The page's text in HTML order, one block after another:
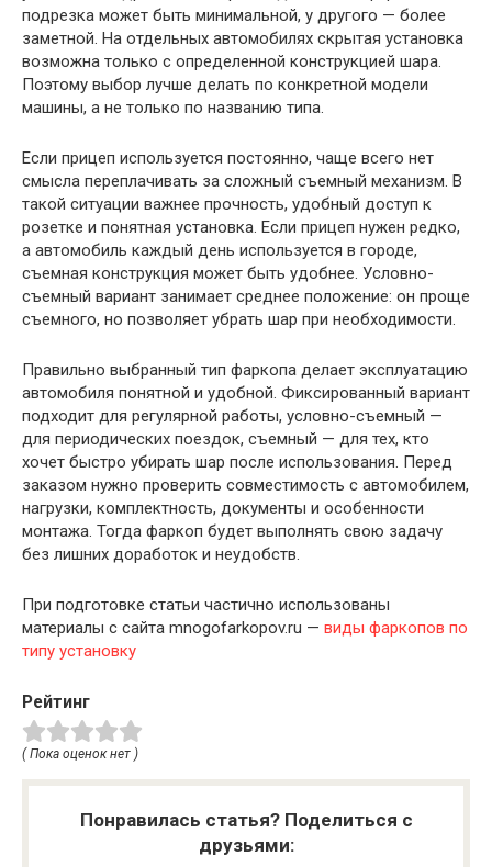
подрезка может быть минимальной, у другого — более
заметной. На отдельных автомобилях скрытая установка
возможна только с определенной конструкцией шара.
Поэтому выбор лучше делать по конкретной модели
машины, а не только по названию типа.
Если прицеп используется постоянно, чаще всего нет
смысла переплачивать за сложный съемный механизм. В
такой ситуации важнее прочность, удобный доступ к
розетке и понятная установка. Если прицеп нужен редко,
а автомобиль каждый день используется в городе,
съемная конструкция может быть удобнее. Условно-
съемный вариант занимает среднее положение: он проще
съемного, но позволяет убрать шар при необходимости.
Правильно выбранный тип фаркопа делает эксплуатацию
автомобиля понятной и удобной. Фиксированный вариант
подходит для регулярной работы, условно-съемный —
для периодических поездок, съемный — для тех, кто
хочет быстро убирать шар после использования. Перед
заказом нужно проверить совместимость с автомобилем,
нагрузки, комплектность, документы и особенности
монтажа. Тогда фаркоп будет выполнять свою задачу
без лишних доработок и неудобств.
При подготовке статьи частично использованы
материалы с сайта mnogofarkopov.ru — виды фаркопов по
типу установку
Рейтинг
( Пока оценок нет )
Понравилась статья? Поделиться с
друзьями: